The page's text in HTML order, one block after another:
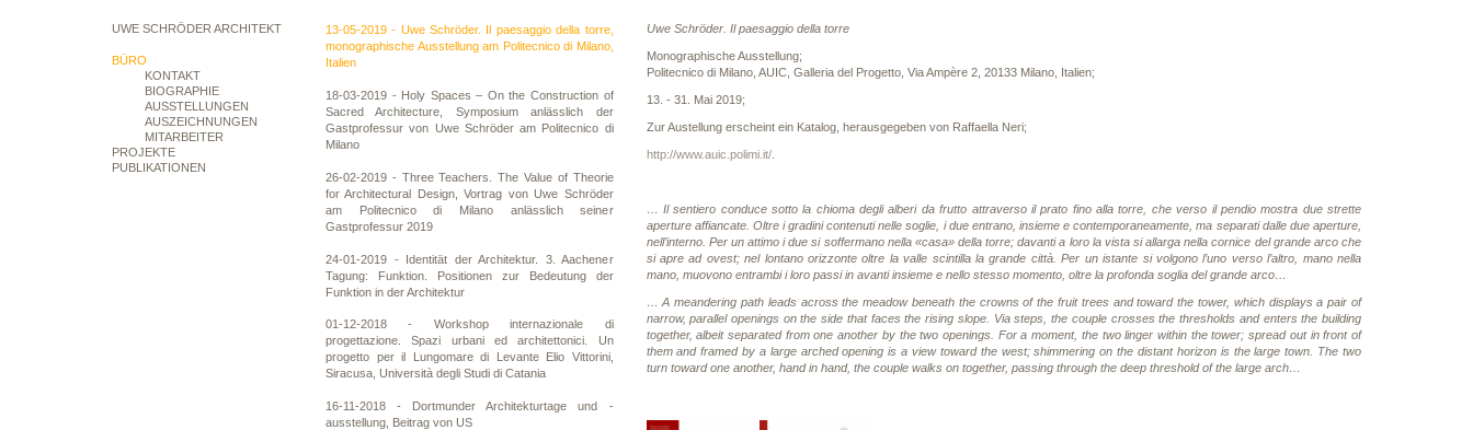
UWE SCHRÖDER ARCHITEKT
BÜRO
KONTAKT
BIOGRAPHIE
AUSSTELLUNGEN
AUSZEICHNUNGEN
MITARBEITER
PROJEKTE
PUBLIKATIONEN
13-05-2019 - Uwe Schröder. Il paesaggio della torre,
monographische Ausstellung am Politecnico di Milano,
Italien
18-03-2019 - Holy Spaces – On the Construction of
Sacred Architecture, Symposium anlässlich der
Gastprofessur von Uwe Schröder am Politecnico di
Milano
26-02-2019 - Three Teachers. The Value of Theorie
for Architectural Design, Vortrag von Uwe Schröder
am Politecnico di Milano anlässlich seiner
Gastprofessur 2019
24-01-2019 - Identität der Architektur. 3. Aachener
Tagung: Funktion. Positionen zur Bedeutung der
Funktion in der Architektur
01-12-2018 - Workshop internazionale di
progettazione. Spazi urbani ed architettonici. Un
progetto per il Lungomare di Levante Elio Vittorini,
Siracusa, Università degli Studi di Catania
16-11-2018 - Dortmunder Architekturtage und -
ausstellung, Beitrag von US
Uwe Schröder. Il paesaggio della torre
Monographische Ausstellung;
Politecnico di Milano, AUIC, Galleria del Progetto, Via Ampère 2, 20133 Milano, Italien;
13. - 31. Mai 2019;
Zur Austellung erscheint ein Katalog, herausgegeben von Raffaella Neri;
http://www.auic.polimi.it/.
… Il sentiero conduce sotto la chioma degli alberi da frutto attraverso il prato fino alla torre, che verso il pendio mostra due strette
aperture affiancate. Oltre i gradini contenuti nelle soglie, i due entrano, insieme e contemporaneamente, ma separati dalle due aperture,
nell’interno. Per un attimo i due si soffermano nella «casa» della torre; davanti a loro la vista si allarga nella cornice del grande arco che
si apre ad ovest; nel lontano orizzonte oltre la valle scintilla la grande città. Per un istante si volgono l’uno verso l’altro, mano nella
mano, muovono entrambi i loro passi in avanti insieme e nello stesso momento, oltre la profonda soglia del grande arco…
… A meandering path leads across the meadow beneath the crowns of the fruit trees and toward the tower, which displays a pair of
narrow, parallel openings on the side that faces the rising slope. Via steps, the couple crosses the thresholds and enters the building
together, albeit separated from one another by the two openings. For a moment, the two linger within the tower; spread out in front of
them and framed by a large arched opening is a view toward the west; shimmering on the distant horizon is the large town. The two
turn toward one another, hand in hand, the couple walks on together, passing through the deep threshold of the large arch…